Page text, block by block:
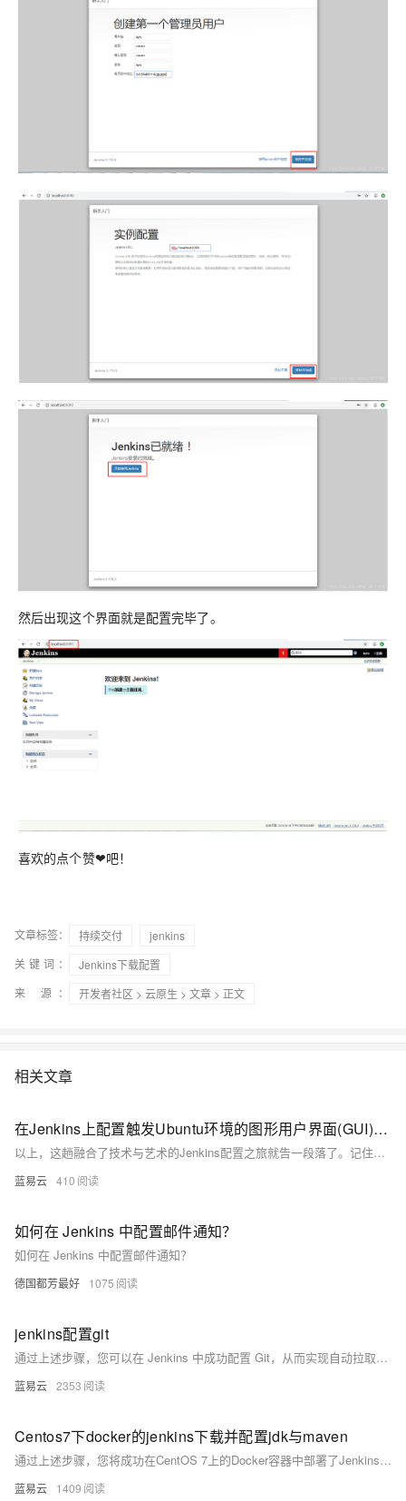
然后出现这个界面就是配置完毕了。
喜欢的点个赞❤吧！
文章标签： 持续交付
jenkins
关键词：
Jenkins下载配置
来 源：
开发者社区 > 云原生 > 文章 > 正文
相关文章
在Jenkins上配置触发Ubuntu环境的图形用户界面(GUI)构建任务。
以上，这趟融合了技术与艺术的Jenkins配置之旅就告一段落了。记住，技术应当像艺术一样有趣和生动，这样才能激发出最大的创新和效率。
蓝易云 410
如何在 Jenkins 中配置邮件通知？
如何在 Jenkins 中配置邮件通知？
德国都芳最好 1075
jenkins配置git
通过上述步骤，您可以在 Jenkins 中成功配置 Git，从而实现自动拉取代码并进行构建和部署。这些配置不仅提高了开发效率，还保证了代码的连续集成和交付。确保每一步配置正确，以避免在实际使用中遇到问题。
蓝易云 2353
Centos7下docker的jenkins下载并配置jdk与maven
通过上述步骤，您将成功在CentOS 7上的Docker容器中部署了Jenkins，并配置好了JDK与Maven，为持续集成和自动化构建打下了坚实基础。
蓝易云 1409